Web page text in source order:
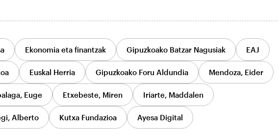
Ekonomia eta finantzak Gipuzkoako Batzar Nagusiak EAJ
Euskal Herria Gipuzkoako Foru Aldundia Mendoza, Eider
Euge Etxebeste, Miren Iriarte, Maddalen
Alberto Kutxa Fundazioa Ayesa Digital